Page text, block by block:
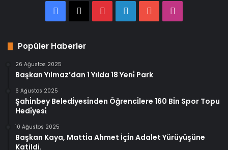
Facebook
X PinterestLinkedInYouTube
Popüler Haberler
26 Ağustos 2025
Başkan Yılmaz’dan 1 Yılda 18 Yeni̇ Park
6 Ağustos 2025
Şahi̇nbey Beledi̇yesi̇nden Öğrenci̇lere 160 Bi̇n Spor Topu
Hedi̇yesi̇
10 Ağustos 2025
Başkan Kaya, Matti̇a Ahmet İçi̇n Adalet Yürüyüşüne
Katildi.